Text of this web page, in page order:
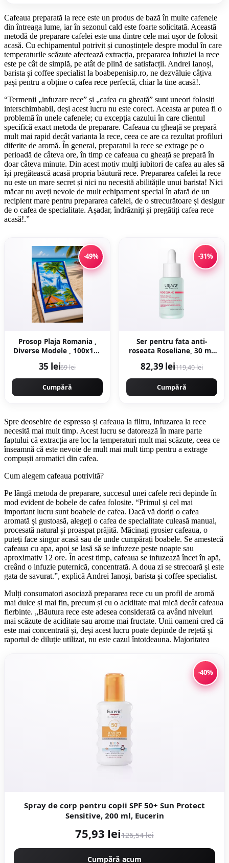
Cafeaua preparată la rece este un produs de bază în multe cafenele
din întreaga lume, iar în sezonul cald este foarte solicitată. Această
metodă de preparare cafelei este una dintre cele mai ușor de folosit
acasă. Cu echipamentul potrivit și cunoștințele despre modul în care
temperaturile scăzute afectează extracția, prepararea infuziei la rece
este pe cât de simplă, pe atât de plină de satisfacții. Andrei Ianoși,
barista și coffee specialist la boabepenisip.ro, ne dezvăluie câțiva
pași pentru a obține o cafea rece perfectă, chiar la tine acasă!.
“Termenii „infuzare rece” și „cafea cu gheață” sunt uneori folosiți
interschimbabil, deși acest lucru nu este corect. Aceasta ar putea fi o
problemă în unele cafenele; cu excepția cazului în care clientul
specifică exact metoda de preparare. Cafeaua cu gheață se prepară
mult mai rapid decât varianta la rece, ceea ce are ca rezultat profiluri
diferite de aromă. În general, preparatul la rece se extrage pe o
perioadă de câteva ore, în timp ce cafeaua cu gheață se prepară în
doar câteva minute. Din acest motiv mulți iubitori de cafea au ales să
își pregătească acasă propria băutură rece. Prepararea cafelei la rece
nu este un mare secret și nici nu necesită abilitățile unui barista! Nici
măcar nu aveți nevoie de mult echipament special în afară de un
recipient mare pentru prepararea cafelei, de o strecurătoare și desigur
de o cafea de specialitate. Așadar, îndrăzniți și pregătiți cafea rece
acasă!.”
-49%
Prosop Plaja Romania ,
Diverse Modele , 100x180
35 lei69 lei
Cumpără
-31%
Ser pentru fata anti-
roseata Roseliane, 30 ml,
82,39 lei119,40 lei
Cumpără
Spre deosebire de espresso și cafeaua la filtru, infuzarea la rece
necesită mai mult timp. Acest lucru se datorează în mare parte
faptului că extracția are loc la temperaturi mult mai scăzute, ceea ce
înseamnă că este nevoie de mult mai mult timp pentru a extrage
compușii aromatici din cafea.
Cum alegem cafeaua potrivită?
Pe lângă metoda de preparare, succesul unei cafele reci depinde în
mod evident de bobele de cafea folosite. “Primul și cel mai
important lucru sunt boabele de cafea. Dacă vă doriți o cafea
aromată și gustoasă, alegeți o cafea de specialitate culeasă manual,
procesată natural și proaspat prăjită. Măcinați grosier cafeaua, o
puteți face singur acasă sau de unde cumpărați boabele. Se amestecă
cafeaua cu apa, apoi se lasă să se infuzeze peste noapte sau
aproximativ 12 ore. În acest timp, cafeaua se infuzează încet în apă,
creând o infuzie puternică, concentrată. A doua zi se strecoară și este
gata de savurat.”, explică Andrei Ianoși, barista și coffee specialist.
Mulți consumatori asociază prepararea rece cu un profil de aromă
mai dulce și mai fin, precum și cu o aciditate mai mică decât cafeaua
fierbinte. „Băutura rece este adesea considerată ca având niveluri
mai scăzute de aciditate sau arome mai fructate. Unii oameni cred că
este mai concentrată și, deși acest lucru poate depinde de rețetă și
raportul de diluție utilizat, nu este cazul întotdeauna. Majoritatea
-40%
Spray de corp pentru copii SPF 50+ Sun Protect
Sensitive, 200 ml, Eucerin
75,93 lei126,54 lei
Cumpără acum